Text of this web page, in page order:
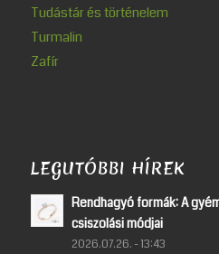
Tudástár és történelem
Turmalin
Zafír
LEGUTÓBBI HÍREK
Rendhagyó formák: A
csiszolási módjai
2026.07.26. - 13:43